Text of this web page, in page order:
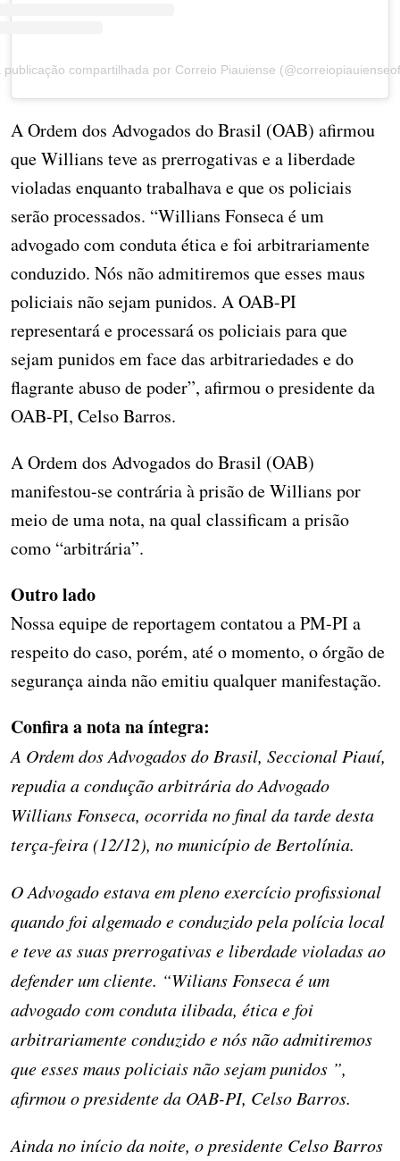
publicação compartilhada por Correio Piauiense
A Ordem dos Advogados do Brasil (OAB) afirmou
que Willians teve as prerrogativas e a liberdade
violadas enquanto trabalhava e que os policiais
serão processados. “Willians Fonseca é um
advogado com conduta ética e foi arbitrariamente
conduzido. Nós não admitiremos que esses maus
policiais não sejam punidos. A OAB-PI
representará e processará os policiais para que
sejam punidos em face das arbitrariedades e do
flagrante abuso de poder”, afirmou o presidente da
OAB-PI, Celso Barros.
A Ordem dos Advogados do Brasil (OAB)
manifestou-se contrária à prisão de Willians por
meio de uma nota, na qual classificam a prisão
como “arbitrária”.
Outro lado
Nossa equipe de reportagem contatou a PM-PI a
respeito do caso, porém, até o momento, o órgão de
segurança ainda não emitiu qualquer manifestação.
Confira a nota na íntegra:
A Ordem dos Advogados do Brasil, Seccional Piauí,
repudia a condução arbitrária do Advogado
Willians Fonseca, ocorrida no final da tarde desta
terça-feira (12/12), no município de Bertolínia.
O Advogado estava em pleno exercício profissional
quando foi algemado e conduzido pela polícia local
e teve as suas prerrogativas e liberdade violadas ao
defender um cliente. “Wilians Fonseca é um
advogado com conduta ilibada, ética e foi
arbitrariamente conduzido e nós não admitiremos
que esses maus policiais não sejam punidos ”,
afirmou o presidente da OAB-PI, Celso Barros.
Ainda no início da noite, o presidente Celso Barros